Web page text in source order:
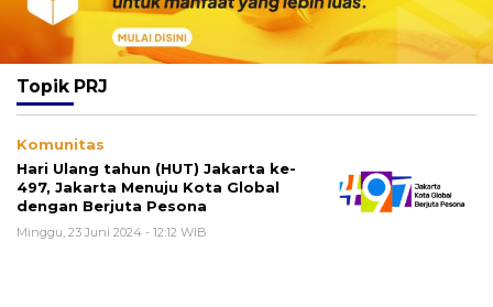
Topik PRJ
Komunitas
Hari Ulang tahun (HUT) Jakarta ke-
497, Jakarta Menuju Kota Global
dengan Berjuta Pesona
Minggu, 23 Juni 2024 - 12:12 WIB